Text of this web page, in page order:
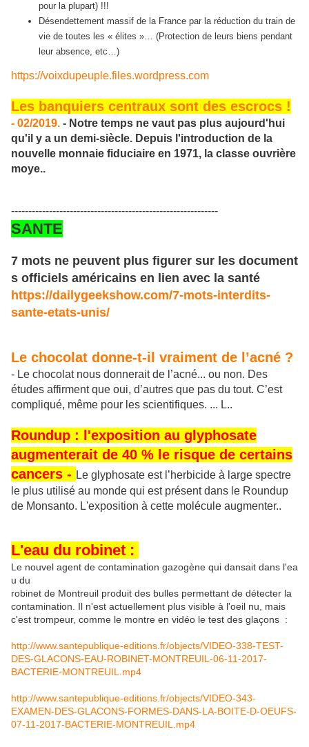
pour la plupart) !!!
Désendettement massif de la France par la réduction du train de
vie de toutes les « élites »… (Protection de leurs biens pendant
leur absence, etc…)
https://voixdupeuple.files.wordpress.com
Les banquiers centraux sont des escrocs !
- 02/2019. - Notre temps ne vaut pas plus aujourd'hui
qu'il y a un demi-siècle. Depuis l'introduction de la
nouvelle monnaie fiduciaire en 1971, la classe ouvrière
moye..
------------------------------------------------------------
SANTE
7 mots ne peuvent plus figurer sur les document
s officiels américains en lien avec la santé
https://dailygeekshow.com/7-mots-interdits-
sante-etats-unis/
Le chocolat donne-t-il vraiment de l’acné ?
- Le chocolat nous donnerait de l’acné... ou non. Des
études affirment que oui, d’autres que pas du tout. C’est
compliqué, même pour les scientifiques. ... L..
Roundup : l'exposition au glyphosate
augmenterait de 40 % le risque de certains
cancers - Le glyphosate est l’herbicide à large spectre
le plus utilisé au monde qui est présent dans le Roundup
de Monsanto. L'exposition à cette molécule augmenter..
L'eau du robinet :
Le nouvel agent de contamination gazogène qui dansait dans l'ea
u du
robinet de Montreuil produit des bulles permettant de détecter la
contamination. Il n'est actuellement plus visible à l'oeil nu, mais
c'est trompeur, comme le montre en vidéo le test des glaçons :
http://www.santepublique-editions.fr/objects/VIDEO-338-TEST-
DES-GLACONS-EAU-ROBINET-MONTREUIL-06-11-2017-
BACTERIE-MONTREUIL.mp4
http://www.santepublique-editions.fr/objects/VIDEO-343-
EXAMEN-DES-GLACONS-FORMES-DANS-LA-BOITE-D-OEUFS-
07-11-2017-BACTERIE-MONTREUIL.mp4